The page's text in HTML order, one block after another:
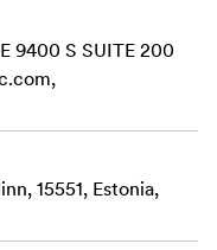
9400 S SUITE 200
15551, Estonia,